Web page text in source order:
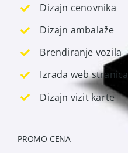
Dizajn cenovnika
Dizajn ambalaže
Brendiranje vozila
Izrada web stranica
Dizajn vizit karte
PROMO CENA